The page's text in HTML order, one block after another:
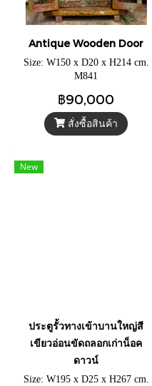
Antique Wooden Door
Size: W150 x D20 x H214 cm.
M841
฿90,000
สั่งซื้อสินค้า
New
ประตูรั้วทางเข้าบานใหญ่สี
เขียวอ่อนขัดถลอกเก่าน็อค
ดาวน์
Size: W195 x D25 x H267 cm.